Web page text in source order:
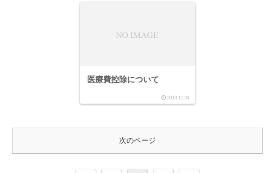
医療費控除について
2013.11.24
次のページ